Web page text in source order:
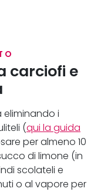
carciofi e
eliminando i
(qui la guida
per almeno 10
di limone (in
scolateli e
o al vapore per